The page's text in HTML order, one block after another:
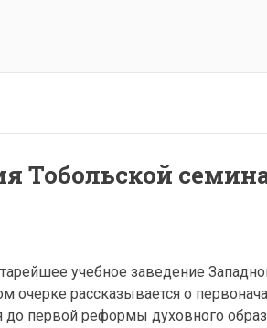
Тобольской
учебное заведение
очерке рассказывается о
до первой реформы духовного